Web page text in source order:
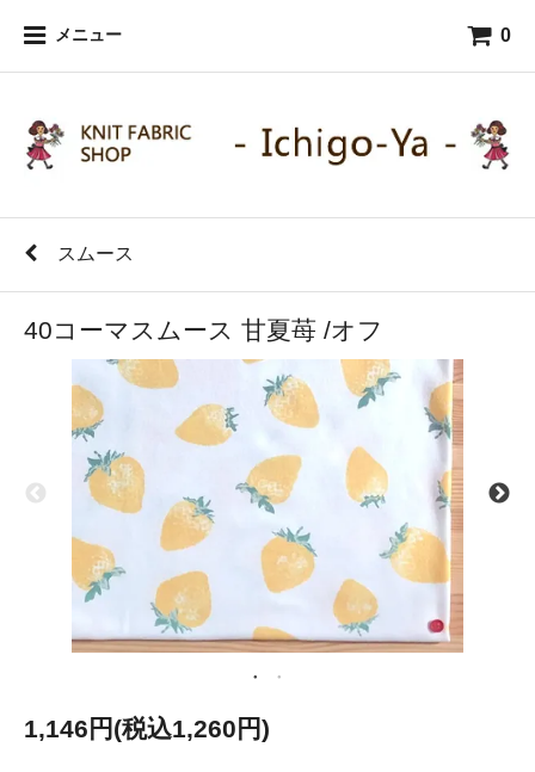
メニュー 0
スムース
40コーマスムース 甘夏苺 /オフ
1,146円(税込1,260円)